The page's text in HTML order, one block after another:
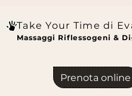
Take Your Time di
Massaggi Riflessogeni &
Prenota online